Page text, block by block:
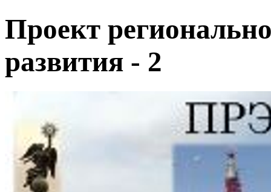
Проект
развития - 2